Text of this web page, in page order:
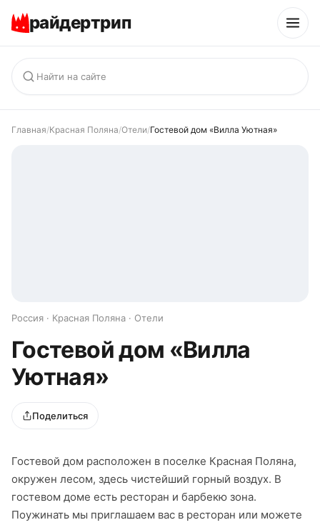
райдертрип
Главная/Красная Поляна/Отели/Гостевой дом «Вилла Уютная»
Россия · Красная Поляна · Отели
Гостевой дом «Вилла
Уютная»
Поделиться
Гостевой дом расположен в поселке Красная Поляна,
окружен лесом, здесь чистейший горный воздух. В
гостевом доме есть ресторан и барбекю зона.
Поужинать мы приглашаем вас в ресторан или можете